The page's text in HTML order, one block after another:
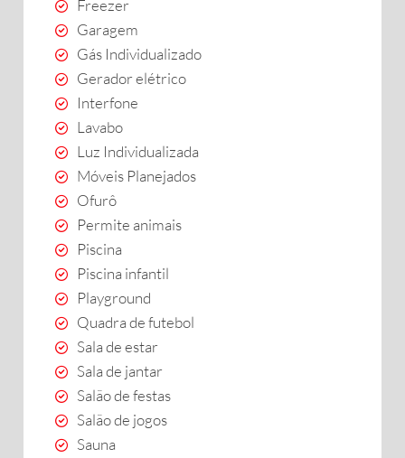
Freezer
Garagem
Gás Individualizado
Gerador elétrico
Interfone
Lavabo
Luz Individualizada
Móveis Planejados
Ofurô
Permite animais
Piscina
Piscina infantil
Playground
Quadra de futebol
Sala de estar
Sala de jantar
Salão de festas
Salão de jogos
Sauna